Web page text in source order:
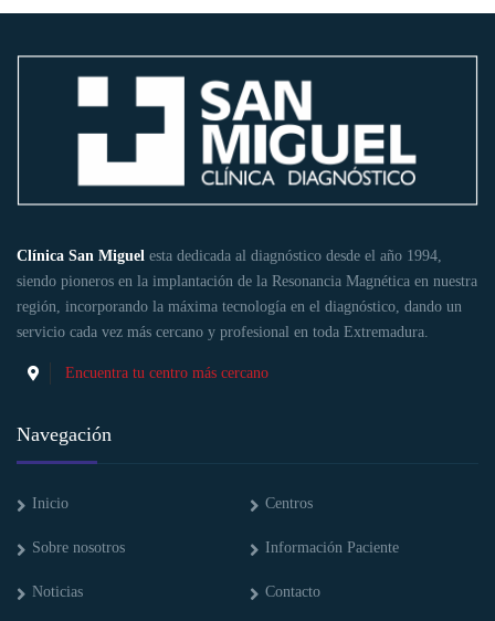
Clínica San Miguel esta dedicada al diagnóstico desde el año 1994,
siendo pioneros en la implantación de la Resonancia Magnética en nuestra
región, incorporando la máxima tecnología en el diagnóstico, dando un
servicio cada vez más cercano y profesional en toda Extremadura.
Encuentra tu centro más cercano
Navegación
Inicio Centros
Sobre nosotros Información Paciente
Noticias Contacto